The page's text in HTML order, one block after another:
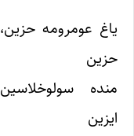
یاغ عومرومه حزین،
حزین
منده سولوخلاسین
ایزین